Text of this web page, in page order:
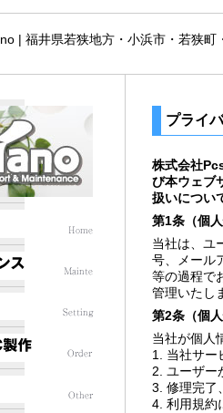
| 福井県若狭地方・小浜市・若狭
プライ
株式会社
び本ウェブ
扱いについ
第1条（個
当社は、ユ
号、メール
等の過程で
管理いたし
第2条（個
当社が個人
1. 当社サー
2. ユーザー
3. 修理完了
4. 利用規約